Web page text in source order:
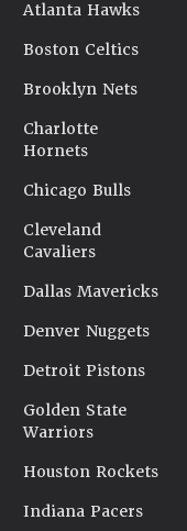
Atlanta Hawks
Boston Celtics
Brooklyn Nets
Charlotte
Hornets
Chicago Bulls
Cleveland
Cavaliers
Dallas Mavericks
Denver Nuggets
Detroit Pistons
Golden State
Warriors
Houston Rockets
Indiana Pacers